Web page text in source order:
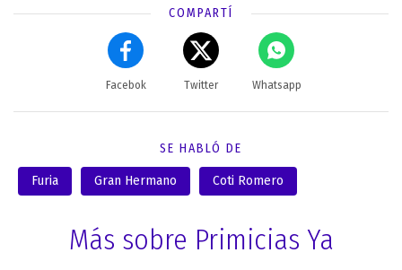
COMPARTÍ
Facebok Twitter Whatsapp
SE HABLÓ DE
Furia Gran Hermano Coti Romero
Más sobre Primicias Ya